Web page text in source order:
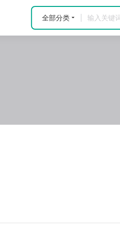
全部分类